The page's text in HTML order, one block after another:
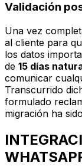
Validación
Una vez
al cliente para
los datos
de 15 días
comunicar
Transcurrido
formulado
migración ha